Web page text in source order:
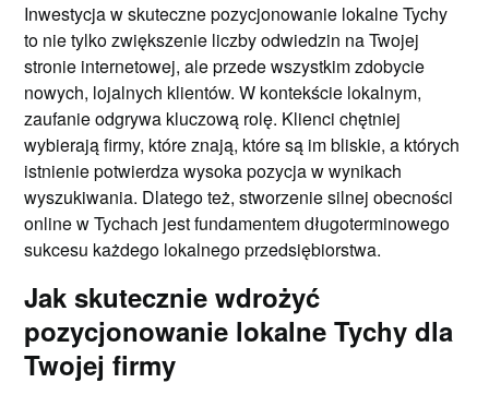
Inwestycja w skuteczne pozycjonowanie lokalne Tychy
to nie tylko zwiększenie liczby odwiedzin na Twojej
stronie internetowej, ale przede wszystkim zdobycie
nowych, lojalnych klientów. W kontekście lokalnym,
zaufanie odgrywa kluczową rolę. Klienci chętniej
wybierają firmy, które znają, które są im bliskie, a których
istnienie potwierdza wysoka pozycja w wynikach
wyszukiwania. Dlatego też, stworzenie silnej obecności
online w Tychach jest fundamentem długoterminowego
sukcesu każdego lokalnego przedsiębiorstwa.
Jak skutecznie wdrożyć
pozycjonowanie lokalne Tychy dla
Twojej firmy